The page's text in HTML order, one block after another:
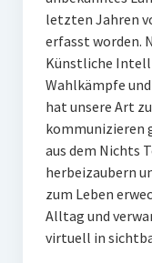
letzten Jahren
erfasst worden.
Künstliche
Wahlkämpfe
hat unsere Art
kommunizieren
aus dem Nichts
herbeizaubern
zum Leben
Alltag und
virtuell in